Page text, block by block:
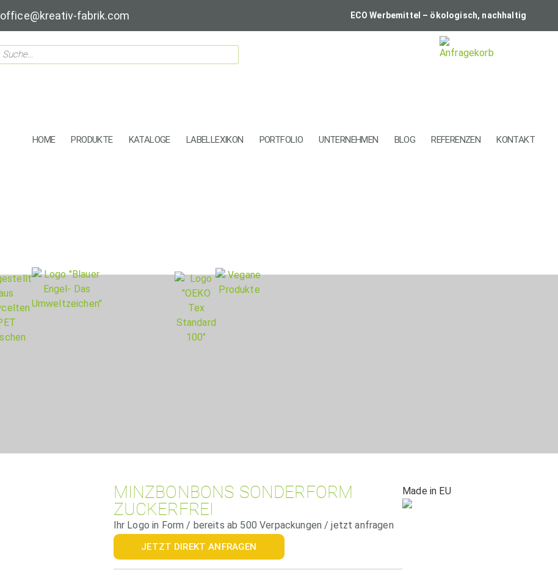
office@kreativ-fabrik.com ECO Werbemittel – ökologisch, nachhaltig
HOME PRODUKTE KATALOGE LABELLEXIKON PORTFOLIO UNTERNEHMEN BLOG REFERENZEN KONTAKT
MINZBONBONS SONDERFORM
ZUCKERFREI
Ihr Logo in Form / bereits ab 500 Verpackungen / jetzt anfragen
JETZT DIREKT ANFRAGEN
Made in EU